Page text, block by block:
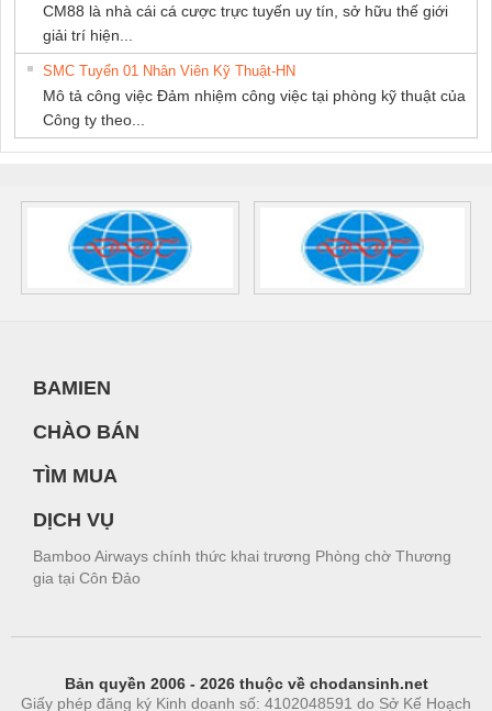
CM88 là nhà cái cá cược trực tuyến uy tín, sở hữu thế giới
giải trí hiện...
SMC Tuyển 01 Nhân Viên Kỹ Thuật-HN
Mô tả công việc Đảm nhiệm công việc tại phòng kỹ thuật của
Công ty theo...
BAMIEN
CHÀO BÁN
TÌM MUA
DỊCH VỤ
Bamboo Airways chính thức khai trương Phòng chờ Thương
gia tại Côn Đảo
Bản quyền 2006 - 2026 thuộc về chodansinh.net
Giấy phép đăng ký Kinh doanh số: 4102048591 do Sở Kế Hoạch